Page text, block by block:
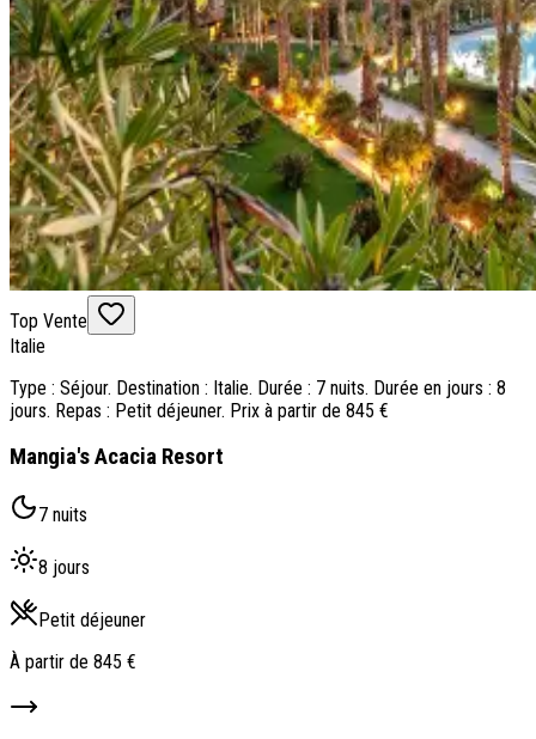
Top Vente
Italie
Type : Séjour. Destination : Italie. Durée : 7 nuits. Durée en jours : 8
jours. Repas : Petit déjeuner. Prix à partir de 845 €
Mangia's Acacia Resort
7 nuits
8 jours
Petit déjeuner
À partir de 845 €